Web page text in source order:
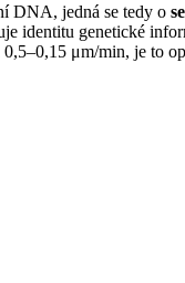
DNA, jedná se tedy o
identitu genetické
μm/min, je to